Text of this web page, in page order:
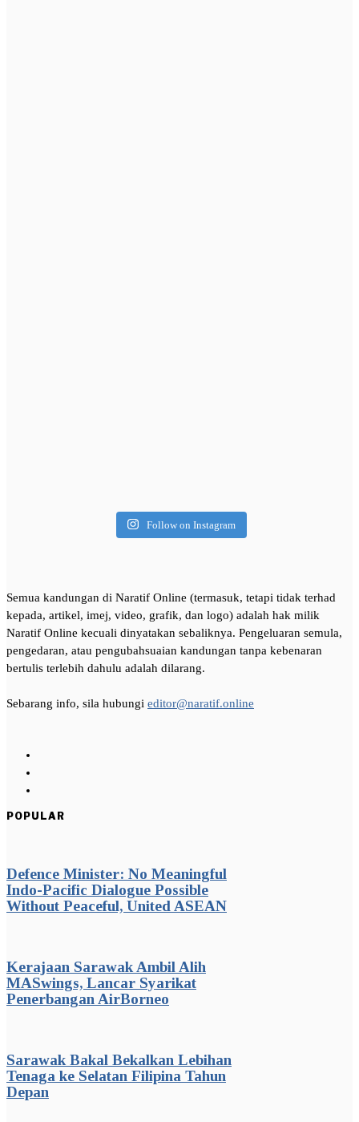
Follow on Instagram
Semua kandungan di Naratif Online (termasuk, tetapi tidak terhad
kepada, artikel, imej, video, grafik, dan logo) adalah hak milik
Naratif Online kecuali dinyatakan sebaliknya. Pengeluaran semula,
pengedaran, atau pengubahsuaian kandungan tanpa kebenaran
bertulis terlebih dahulu adalah dilarang.
Sebarang info, sila hubungi editor@naratif.online
POPULAR
Defence Minister: No Meaningful
Indo-Pacific Dialogue Possible
Without Peaceful, United ASEAN
Kerajaan Sarawak Ambil Alih
MASwings, Lancar Syarikat
Penerbangan AirBorneo
Sarawak Bakal Bekalkan Lebihan
Tenaga ke Selatan Filipina Tahun
Depan